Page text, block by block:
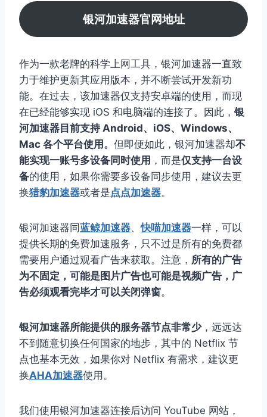
银河加速器官网地址
作为一款老牌的科学上网工具，银河加速器一直致
力于维护更新其应用版本，并不断尝试开发新功
能。在过去，该加速器仅支持安卓端的使用，而现
在已经能够实现 iOS 和电脑端的连接了。因此， 银
河加速器目前支持 Android、iOS、Windows、
Mac 各个平台使用。 但即便如此，银河加速器却不
能实现一账号多设备同时使用 ，而是仅支持一台设
备的使用，如果你需要多设备同步使用，建议去更
换猎豹加速器或者是点点加速器。
银河加速器同蓝鲸加速器、快喵加速器一样，可以
提供长期的免费加速服务，只不过是所有的免费都
需要用户通过观看广告来获取。注意， 所有的广告
为不固定，可能是图片广告也可能是视频广告，广
告必须观看完毕才可以关闭弹窗。
银河加速器所能提供的服务器节点非常少，远远达
不到随意切换任何国家的地步，其中的 Netflix 节
点也基本无效，如果你对 Netflix 有需求，建议更
换AHA加速器使用。
我们使用银河加速器连接后访问 YouTube 网站，